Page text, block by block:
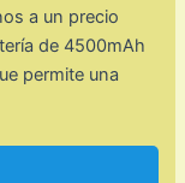
a un precio
de 4500mAh
permite una